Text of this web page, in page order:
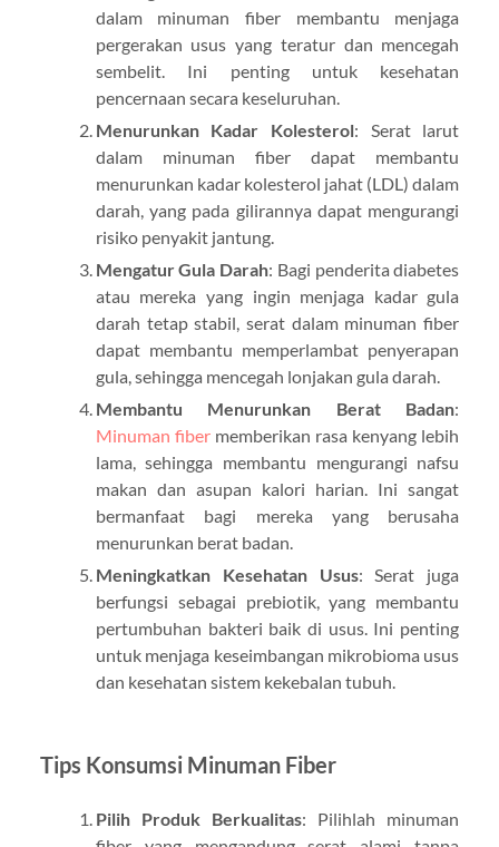
dalam minuman fiber membantu menjaga
pergerakan usus yang teratur dan mencegah
sembelit. Ini penting untuk kesehatan
pencernaan secara keseluruhan.
Menurunkan Kadar Kolesterol: Serat larut
dalam minuman fiber dapat membantu
menurunkan kadar kolesterol jahat (LDL) dalam
darah, yang pada gilirannya dapat mengurangi
risiko penyakit jantung.
Mengatur Gula Darah: Bagi penderita diabetes
atau mereka yang ingin menjaga kadar gula
darah tetap stabil, serat dalam minuman fiber
dapat membantu memperlambat penyerapan
gula, sehingga mencegah lonjakan gula darah.
Membantu Menurunkan Berat Badan:
Minuman fibermemberikan rasa kenyang lebih
lama, sehingga membantu mengurangi nafsu
makan dan asupan kalori harian. Ini sangat
bermanfaat bagi mereka yang berusaha
menurunkan berat badan.
Meningkatkan Kesehatan Usus: Serat juga
berfungsi sebagai prebiotik, yang membantu
pertumbuhan bakteri baik di usus. Ini penting
untuk menjaga keseimbangan mikrobioma usus
dan kesehatan sistem kekebalan tubuh.
Tips Konsumsi Minuman Fiber
Pilih Produk Berkualitas: Pilihlah minuman